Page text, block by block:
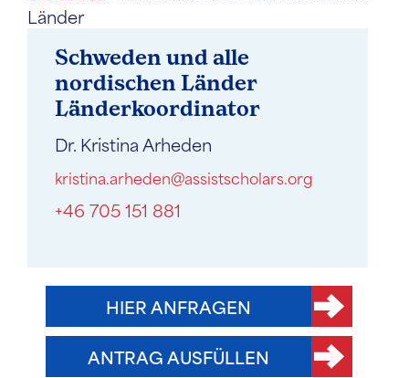
Länder
Schweden und alle
nordischen Länder
Länderkoordinator
Dr. Kristina Arheden
kristina.arheden@assistscholars.org
+46 705 151 881
HIER ANFRAGEN
ANTRAG AUSFÜLLEN